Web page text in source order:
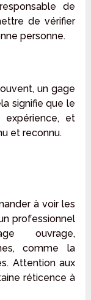
de
de vérifier
personne.
un gage
signifie que le
expérience, et
et reconnu.
à voir les
professionnel
ouvrage,
comme la
Attention aux
réticence à